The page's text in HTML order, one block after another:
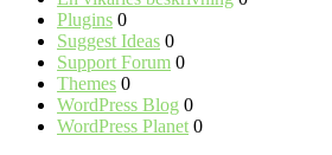
Plugins 0
Suggest Ideas 0
Support Forum 0
Themes 0
WordPress Blog 0
WordPress Planet 0